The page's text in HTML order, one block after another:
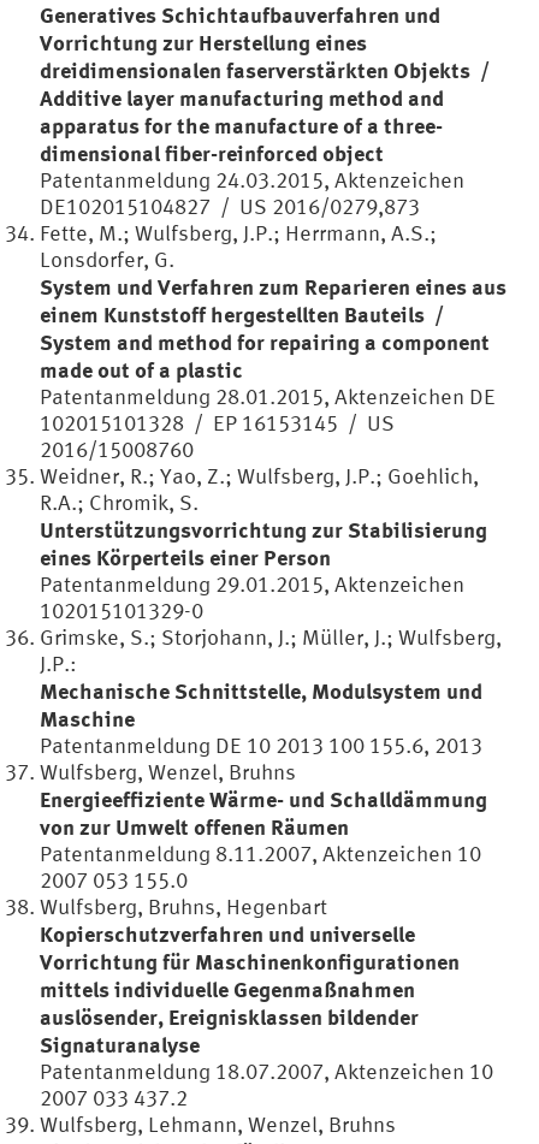
Generatives Schichtaufbauverfahren und
Vorrichtung zur Herstellung eines
dreidimensionalen faserverstärkten Objekts /
Additive layer manufacturing method and
apparatus for the manufacture of a three-
dimensional fiber-reinforced object
Patentanmeldung 24.03.2015, Aktenzeichen
DE102015104827 / US 2016/0279,873
Fette, M.; Wulfsberg, J.P.; Herrmann, A.S.;
Lonsdorfer, G.
System und Verfahren zum Reparieren eines aus
einem Kunststoff hergestellten Bauteils /
System and method for repairing a component
made out of a plastic
Patentanmeldung 28.01.2015, Aktenzeichen DE
102015101328 / EP 16153145 / US
2016/15008760
Weidner, R.; Yao, Z.; Wulfsberg, J.P.; Goehlich,
R.A.; Chromik, S.
Unterstützungsvorrichtung zur Stabilisierung
eines Körperteils einer Person
Patentanmeldung 29.01.2015, Aktenzeichen
102015101329-0
Grimske, S.; Storjohann, J.; Müller, J.; Wulfsberg,
J.P.:
Mechanische Schnittstelle, Modulsystem und
Maschine
Patentanmeldung DE 10 2013 100 155.6, 2013
Wulfsberg, Wenzel, Bruhns
Energieeffiziente Wärme- und Schalldämmung
von zur Umwelt offenen Räumen
Patentanmeldung 8.11.2007, Aktenzeichen 10
2007 053 155.0
Wulfsberg, Bruhns, Hegenbart
Kopierschutzverfahren und universelle
Vorrichtung für Maschinenkonfigurationen
mittels individuelle Gegenmaßnahmen
auslösender, Ereignisklassen bildender
Signaturanalyse
Patentanmeldung 18.07.2007, Aktenzeichen 10
2007 033 437.2
Wulfsberg, Lehmann, Wenzel, Bruhns